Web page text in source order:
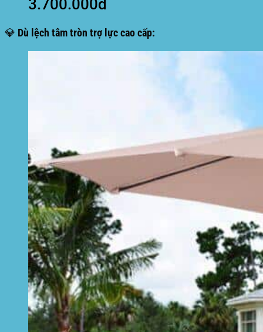
3.700.000đ
💎 Dù lệch tâm tròn trợ lực cao cấp: